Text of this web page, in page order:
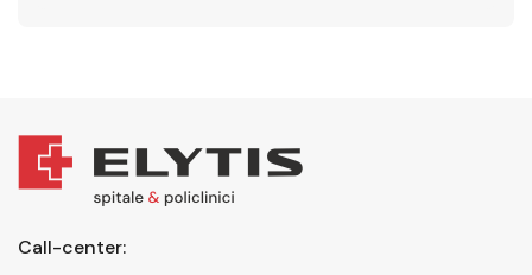
Call-center: